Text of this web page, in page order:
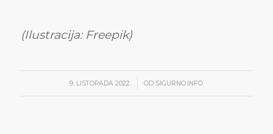
(Ilustracija: Freepik)
9. LISTOPADA 2022.
/ OD SIGURNO.INFO